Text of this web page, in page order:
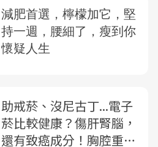
助戒菸、沒尼古丁...電子
菸比較健康？傷肝腎腦，
還有致癌成分！胸腔重症